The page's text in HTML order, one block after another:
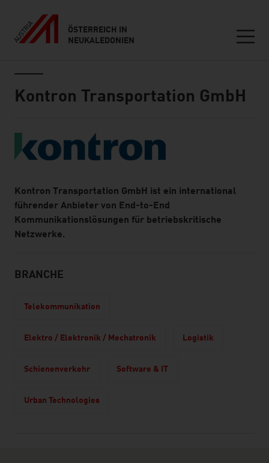
ÖSTERREICH IN
NEUKALEDONIEN
Kontron Transportation GmbH
Kontron Transportation GmbH ist ein international
führender Anbieter von End-to-End
Kommunikationslösungen für betriebskritische
Netzwerke.
BRANCHE
Telekommunikation
Elektro / Elektronik / Mechatronik Logistik
Schienenverkehr Software & IT
Urban Technologies